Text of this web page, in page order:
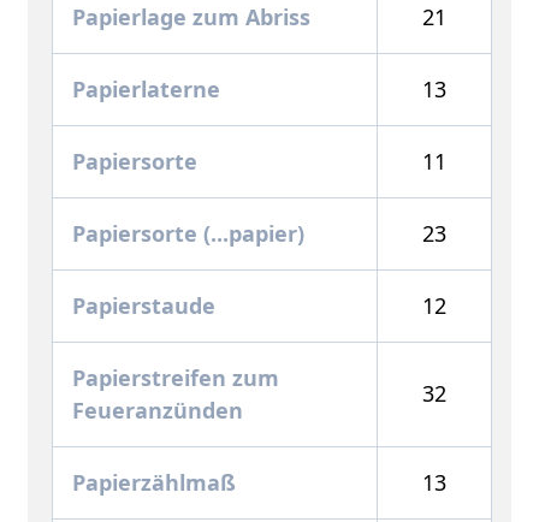
Papierlage zum Abriss 21
Papierlaterne 13
Papiersorte 11
Papiersorte (...papier) 23
Papierstaude 12
Papierstreifen zum
Feueranzünden
32
Papierzählmaß 13